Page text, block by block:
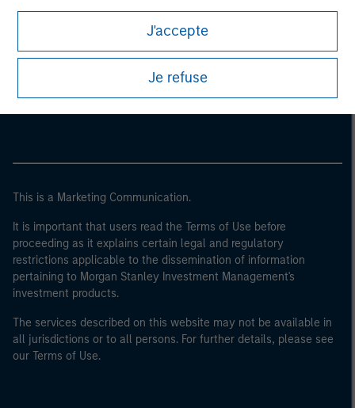
contraire, merci de cliquer sur « Je refuse » pour revenir
J'accepte
Je refuse
Morgan Stanley
Morgan Stanley Careers
This is a Marketing Communication.
It is important that users read the Terms of Use before
proceeding as it explains certain legal and regulatory
restrictions applicable to the dissemination of information
pertaining to Morgan Stanley Investment Management's
investment products.
The services described on this website may not be available in
all jurisdictions or to all persons. For further details, please see
our Terms of Use.